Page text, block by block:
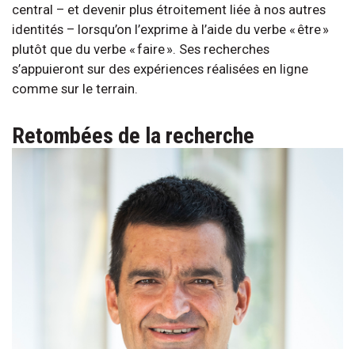
central – et devenir plus étroitement liée à nos autres
identités – lorsqu’on l’exprime à l’aide du verbe « être »
plutôt que du verbe « faire ». Ses recherches
s’appuieront sur des expériences réalisées en ligne
comme sur le terrain.
Retombées de la recherche